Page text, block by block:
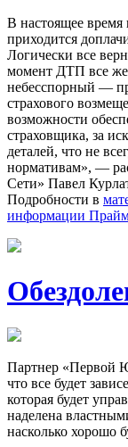
В настоящее время
приходится
Логически все
момент ДТП все же
небесспорный —
страхового
возможности
страховщика, за
деталей, что не
нормативам», —
Сети» Павел
Подробности в
информации
Партнер «Первой
что все будет
которая будет
наделена
насколько хорошо